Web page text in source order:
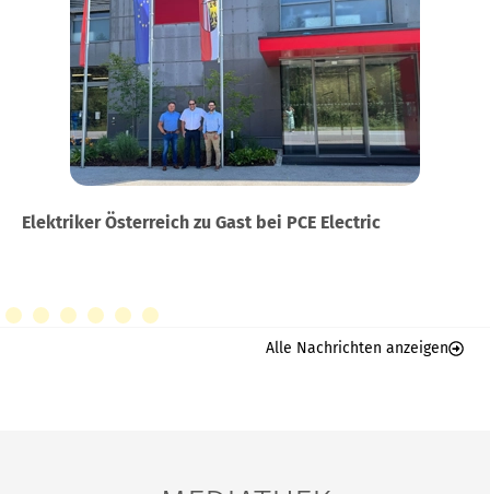
Elektriker Österreich zu Gast bei PCE Electric
Alle Nachrichten anzeigen